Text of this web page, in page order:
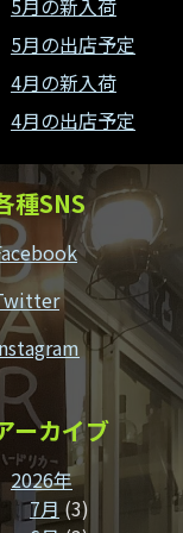
5月の新入荷
5月の出店予定
4月の新入荷
4月の出店予定
種SNS
ーカイブ
2026年
7月 (3)